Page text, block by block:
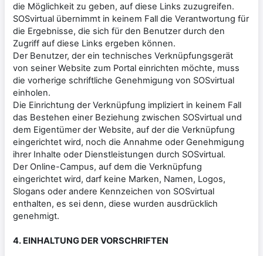
die Möglichkeit zu geben, auf diese Links zuzugreifen.
SOSvirtual übernimmt in keinem Fall die Verantwortung für
die Ergebnisse, die sich für den Benutzer durch den
Zugriff auf diese Links ergeben können.
Der Benutzer, der ein technisches Verknüpfungsgerät
von seiner Website zum Portal einrichten möchte, muss
die vorherige schriftliche Genehmigung von SOSvirtual
einholen.
Die Einrichtung der Verknüpfung impliziert in keinem Fall
das Bestehen einer Beziehung zwischen SOSvirtual und
dem Eigentümer der Website, auf der die Verknüpfung
eingerichtet wird, noch die Annahme oder Genehmigung
ihrer Inhalte oder Dienstleistungen durch SOSvirtual.
Der Online-Campus, auf dem die Verknüpfung
eingerichtet wird, darf keine Marken, Namen, Logos,
Slogans oder andere Kennzeichen von SOSvirtual
enthalten, es sei denn, diese wurden ausdrücklich
genehmigt.
4. EINHALTUNG DER VORSCHRIFTEN